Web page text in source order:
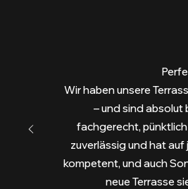
Wir haben unsere
– und sind
fachgerecht,
zuverlässig und hat
kompetent, und auch
neue Terrasse